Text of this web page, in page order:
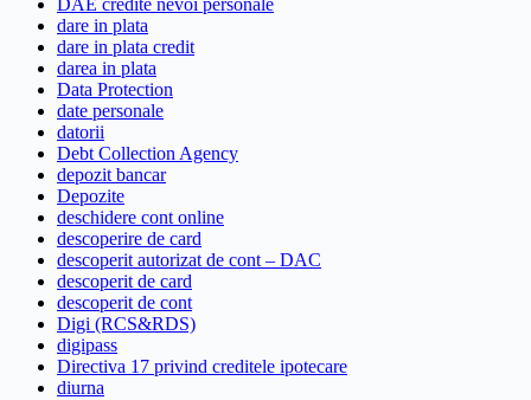
dare in plata
dare in plata credit
darea in plata
Data Protection
date personale
datorii
Debt Collection Agency
depozit bancar
Depozite
deschidere cont online
descoperire de card
descoperit autorizat de cont – DAC
descoperit de card
descoperit de cont
Digi (RCS&RDS)
digipass
Directiva 17 privind creditele ipotecare
diurna